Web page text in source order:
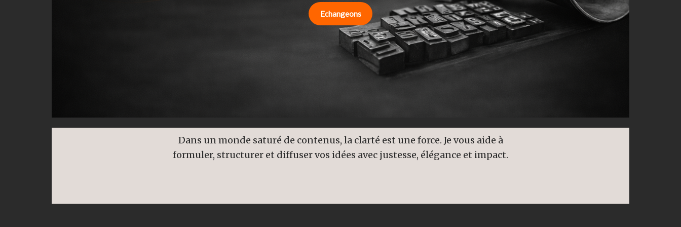
Echangeons
Dans un monde saturé de contenus, la clarté est une force. Je vous aide à
formuler, structurer et diffuser vos idées avec justesse, élégance et impact.